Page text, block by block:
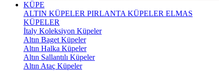
KÜPE
ALTIN KÜPELER PIRLANTA KÜPELER ELMAS
KÜPELER
İtaly Koleksiyon Küpeler
Altın Baget Küpeler
Altın Halka Küpeler
Altın Sallantılı Küpeler
Altın Ataç Küpeler